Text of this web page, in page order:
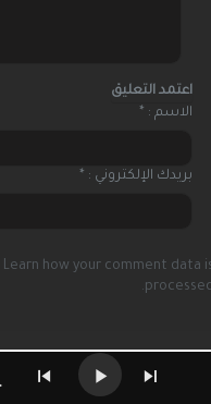
الاسم : *
بريدك الإلكتروني : *
Learn how your comment data